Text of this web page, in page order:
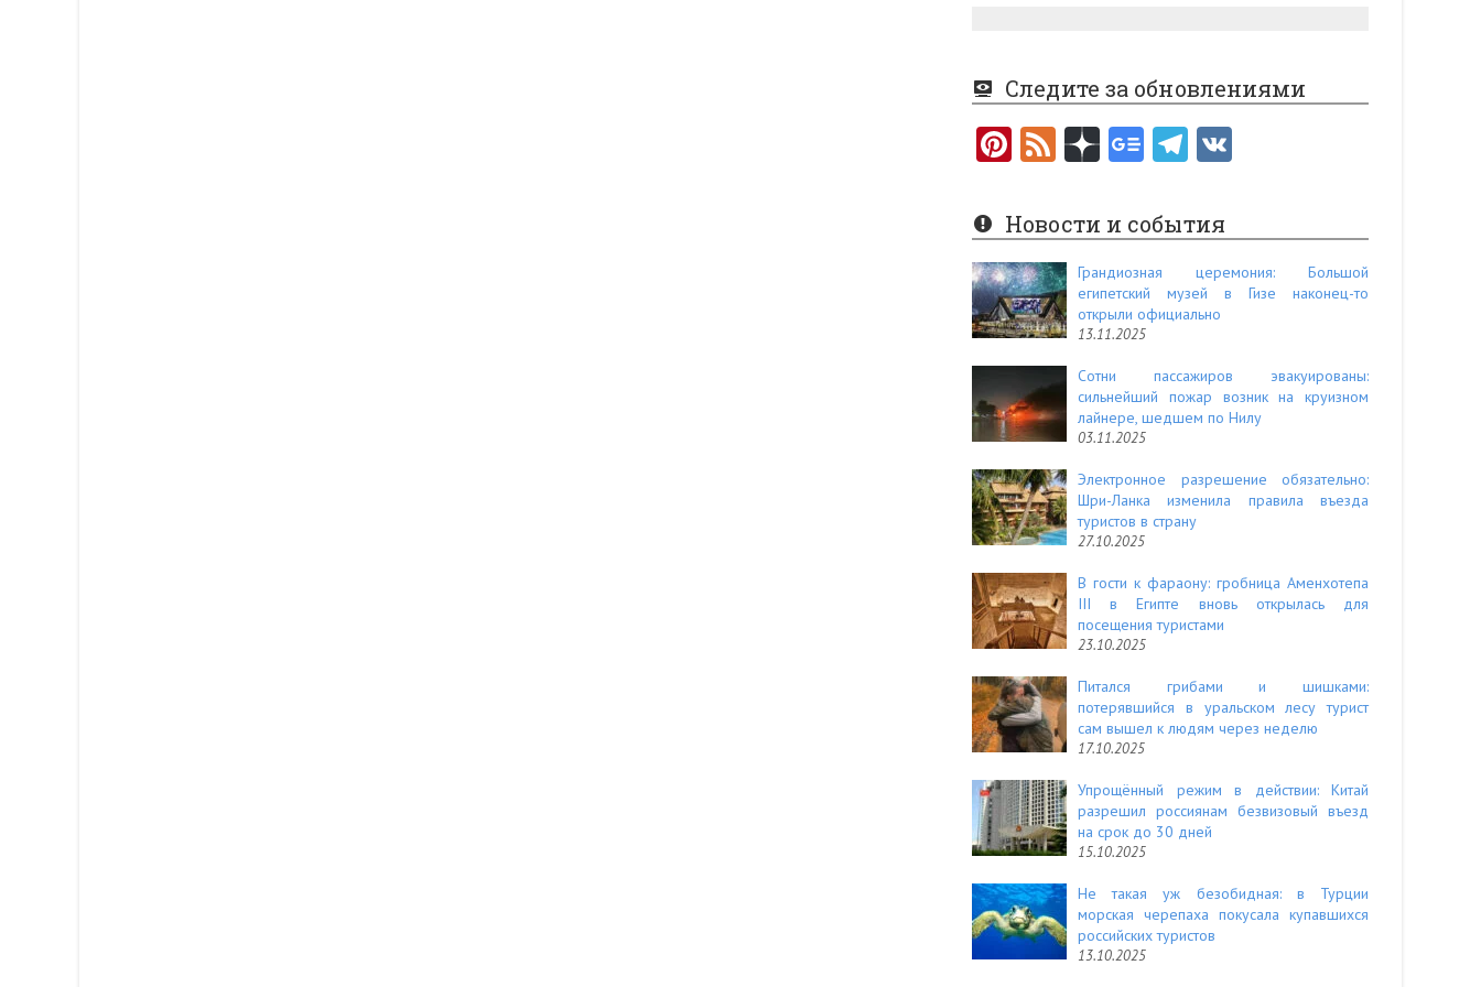
Следите за обновлениями
Pi
er
es
t
F
e
d
Новости и события
Грандиозная церемония: Большой
египетский музей в Гизе наконец-то
открыли официально
13.11.2025
Сотни пассажиров эвакуированы:
сильнейший пожар возник на круизном
лайнере, шедшем по Нилу
03.11.2025
Электронное разрешение обязательно:
Шри-Ланка изменила правила въезда
туристов в страну
27.10.2025
В гости к фараону: гробница Аменхотепа
III в Египте вновь открылась для
посещения туристами
23.10.2025
Питался грибами и шишками:
потерявшийся в уральском лесу турист
сам вышел к людям через неделю
17.10.2025
Упрощённый режим в действии: Китай
разрешил россиянам безвизовый въезд
на срок до 30 дней
15.10.2025
Не такая уж безобидная: в Турции
морская черепаха покусала купавшихся
российских туристов
13.10.2025